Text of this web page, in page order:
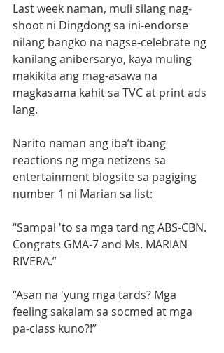
Last week naman, muli silang nag-
shoot ni Dingdong sa ini-endorse
nilang bangko na nagse-celebrate ng
kanilang anibersaryo, kaya muling
makikita ang mag-asawa na
magkasama kahit sa TVC at print ads
lang.
Narito naman ang iba’t ibang
reactions ng mga netizens sa
entertainment blogsite sa pagiging
number 1 ni Marian sa list:
“Sampal 'to sa mga tard ng ABS-CBN.
Congrats GMA-7 and Ms. MARIAN
RIVERA.”
“Asan na 'yung mga tards? Mga
feeling sakalam sa socmed at mga
pa-class kuno?!”